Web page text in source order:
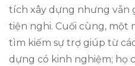
tích xây dựng nhưng vẫn
tiện nghi. Cuối cùng, một
tìm kiếm sự trợ giúp từ
dựng có kinh nghiệm; họ